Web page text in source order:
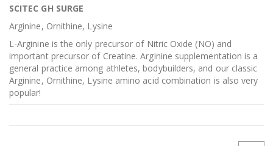
SCITEC GH SURGE
Arginine, Ornithine, Lysine
L-Arginine is the only precursor of Nitric Oxide (NO) and
important precursor of Creatine. Arginine supplementation is a
general practice among athletes, bodybuilders, and our classic
Arginine, Ornithine, Lysine amino acid combination is also very
popular!